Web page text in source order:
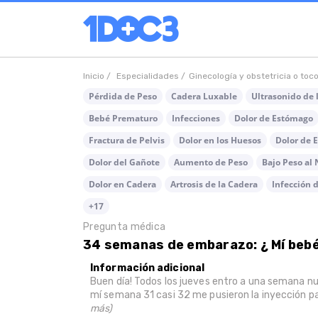
Inicio / Especialidades / Ginecología y obstetricia o
Pérdida de Peso Cadera Luxable
Ultrasonido de
Bebé Prematuro
Infecciones
Dolor de Estómago
Fractura de Pelvis
Dolor en los Huesos
Dolor de
Dolor del Gañote
Aumento de Peso
Bajo Peso al
Dolor en Cadera
Artrosis de la Cadera
Infección
+17
Pregunta médica
34 semanas de embarazo: ¿ Mí
Información adicional
Buen día! Todos los jueves entro a una semana
mí semana 31 casi 32 me pusieron la inyección
más)